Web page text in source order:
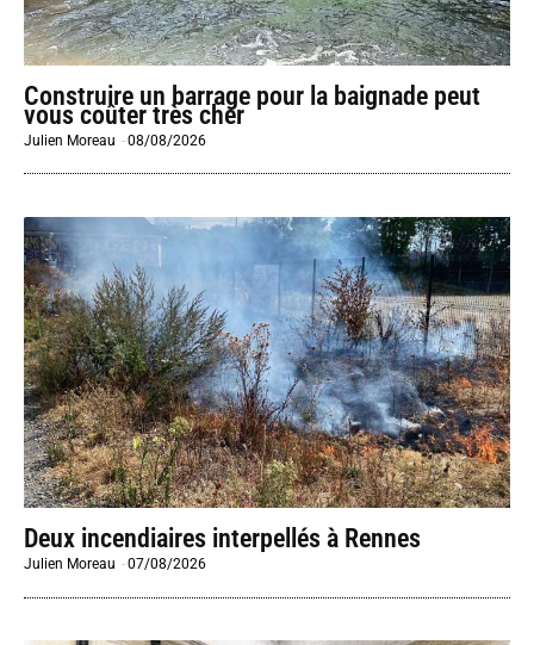
Construire un barrage pour la baignade peut
vous coûter très cher
Julien Moreau -08/08/2026
Deux incendiaires interpellés à Rennes
Julien Moreau -07/08/2026